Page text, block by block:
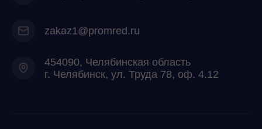
zakaz1@promred.ru
454090, Челябинская область
г. Челябинск, ул. Труда 78, оф. 4.12